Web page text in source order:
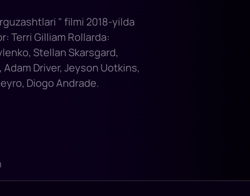
" filmi 2018-yilda
Terri Gilliam Rollarda:
Stellan Skarsgard,
Driver, Jeyson Uotkins,
Diogo Andrade.